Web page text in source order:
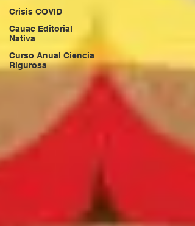
Crisis COVID
Cauac Editorial
Nativa
Curso Anual Ciencia
Rigurosa